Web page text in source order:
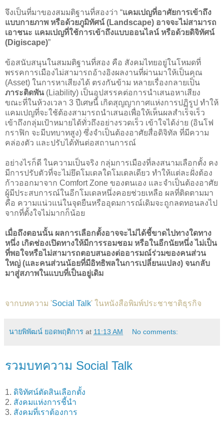
จึงเป็นที่มาของสมมติฐานที่สองว่า “แคมเปญที่อาศัยการเข้าถึง
แบบกายภาพ หรือด้วยภูมิทัศน์ (Landscape) อาจจะไม่สามารถ
เอาชนะ แคมเปญที่ใช้การเข้าถึงแบบออนไลน์ หรือด้วยดิจิทัศน์
(Digiscape)”
ข้อสนับสนุนในสมมติฐานที่สอง คือ สังคมไทยอยู่ในโหมดที่
พรรคการเมืองไม่สามารถอ้างอิงผลงานที่ผ่านมาให้เป็นคุณ
(Asset) ในการหาเสียงได้ ตรงกันข้าม หลายเรื่องกลายเป็น
ภาระติดพัน (Liability) เป็นอุปสรรคต่อการนำเสนอหาเสียง
ขณะที่ในห้วงเวลา 3 ปีเศษนี้ เกิดสุญญากาศแห่งการปฏิรูป ทำให้
แคมเปญที่จะใช้ต้องสามารถนำเสนอเพื่อให้เห็นผลสำเร็จเร็ว
เข้าถึงกลุ่มเป้าหมายได้ทั่วถึงอย่างรวดเร็ว เข้าใจได้ง่าย (อินโฟ
กราฟิก จะมีบทบาทสูง) ซึ่งจำเป็นต้องอาศัยสื่อดิจิทัล ที่มีความ
คล่องตัว และปรับได้ทันต่อสถานการณ์
อย่างไรก็ดี ในความเป็นจริง กลุ่มการเมืองที่ลงสนามเลือกตั้ง คง
มีการปรับตัวที่จะไม่ยึดโมเดลใดโมเดลเดียว ทำให้แต่ละฝั่งต้อง
ก้าวออกมาจาก Comfort Zone ของตนเอง และจำเป็นต้องอาศัย
ผู้มีประสบการณ์ในอีกโมเดลหนึ่งคอยช่วยเหลือ ผลที่ติดตามมา
คือ ความแน่วแน่ในจุดยืนหรืออุดมการณ์เดิมจะถูกลดทอนลงไป
จากที่ตั้งใจไม่มากก็น้อย
เมื่อถึงตอนนั้น ผลการเลือกตั้งอาจจะไม่ได้ชี้ขาดไปทางใดทาง
หนึ่ง เกิดช่องเปิดทางให้มีการรอมชอม หรือในอีกนัยหนึ่ง ไม่เป็น
ที่พอใจหรือไม่สามารถตอบสนองต่ออารมณ์ร่วมของคนส่วน
ใหญ่ (และคนส่วนน้อยที่มีอิทธิพลในการเปลี่ยนแปลง) จนกลับ
มาสู่สภาพในแบบที่เป็นอยู่เดิม
จากบทความ 'Social Talk' ในหนังสือพิมพ์ประชาชาติธุรกิจ
นายพิพัฒน์ ยอดพฤติการ at 11:13 AM No comments:
รวมบทความ Social Talk
1. ดิจิทัศน์ตัดสินเลือกตั้ง
2. สังคมแห่งการชี้นำ
3. สังคมที่เราต้องการ